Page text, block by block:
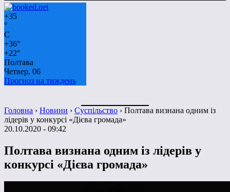
+35
°
C
+36°
+22°
Полтава
Четвер, 06
Прогноз на тиждень
Головна › Новини › Суспільство › Полтава визнана одним із
лідерів у конкурсі «Дієва громада»
20.10.2020 - 09:42
Полтава визнана одним із лідерів у
конкурсі «Дієва громада»